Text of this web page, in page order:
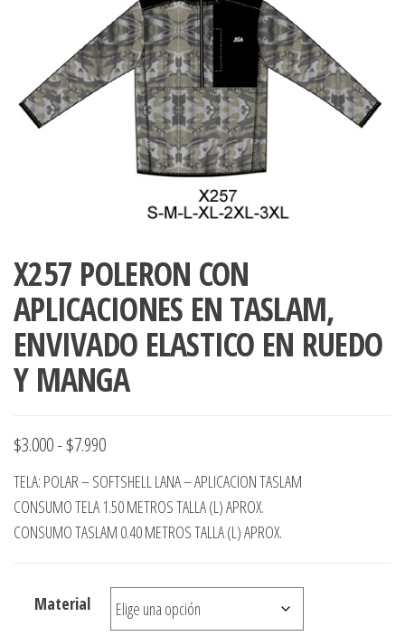
accumark ,
pdf , Moldes
Gerber ,
ropa,
Graduaciones,
Ploteo y
Digitalización
accumark,
Moldes en
pdf, Moldes
Accumark
Gerber,
Chile.
X257 POLERON CON
APLICACIONES EN TASLAM,
ENVIVADO ELASTICO EN RUEDO
Y MANGA
$3.000- $7.990Rango
de
precios:
desde
hasta
$7.990
TELA: POLAR – SOFTSHELL LANA – APLICACION TASLAM
CONSUMO TELA 1.50 METROS TALLA (L) APROX.
CONSUMO TASLAM 0.40 METROS TALLA (L) APROX.
Material